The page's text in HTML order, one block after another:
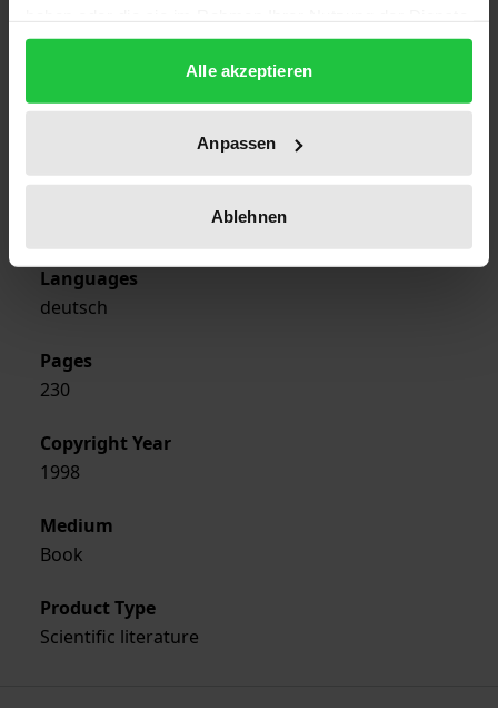
gesammelt haben.
Alle akzeptieren
Anpassen
Ablehnen
Publisher
Languages
deutsch
Pages
230
Copyright Year
1998
Medium
Book
Product Type
Scientific literature